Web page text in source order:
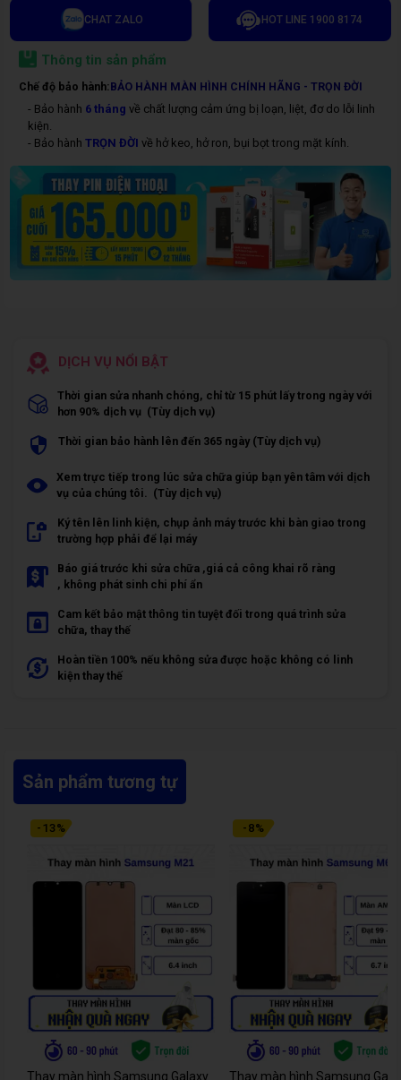
CHAT ZALO HOT LINE 1900 8174
Thông tin sản phẩm
Chế độ bảo hành:BẢO HÀNH MÀN HÌNH CHÍNH HÃNG - TRỌN ĐỜI
- Bảo hành 6 tháng về chất lượng cảm ứng bị loạn, liệt, đơ do lỗi linh
kiện.
- Bảo hành TRỌN ĐỜI về hở keo, hở ron, bụi bọt trong mặt kính.
DỊCH VỤ NỔI BẬT
Thời gian sửa nhanh chóng, chỉ từ 15 phút lấy trong ngày với
hơn 90% dịch vụ (Tùy dịch vụ)
Thời gian bảo hành lên đến 365 ngày (Tùy dịch vụ)
Xem trực tiếp trong lúc sửa chữa giúp bạn yên tâm với dịch
vụ của chúng tôi. (Tùy dịch vụ)
Ký tên lên linh kiện, chụp ảnh máy trước khi bàn giao trong
trường hợp phải để lại máy
Báo giá trước khi sửa chữa ,giá cả công khai rõ ràng
, không phát sinh chi phí ẩn
Cam kết bảo mật thông tin tuyệt đối trong quá trình sửa
chữa, thay thế
Hoàn tiền 100% nếu không sửa được hoặc không có linh
kiện thay thế
Sản phẩm tương tự
- 13%
Thay màn hình Samsung Galaxy
- 8%
Thay màn hình Samsung